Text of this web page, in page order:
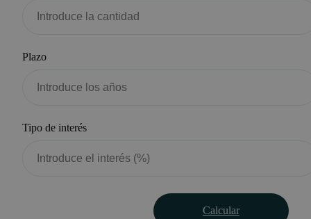
Plazo
Tipo de interés
Calcular